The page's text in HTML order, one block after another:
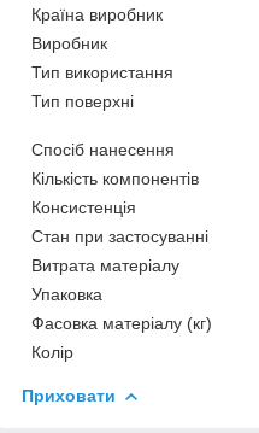
Країна виробник
Виробник
Тип використання
Тип поверхні
Спосіб нанесення
Кількість компонентів
Консистенція
Стан при застосуванні
Витрата матеріалу
Упаковка
Фасовка матеріалу (кг)
Колір
Приховати